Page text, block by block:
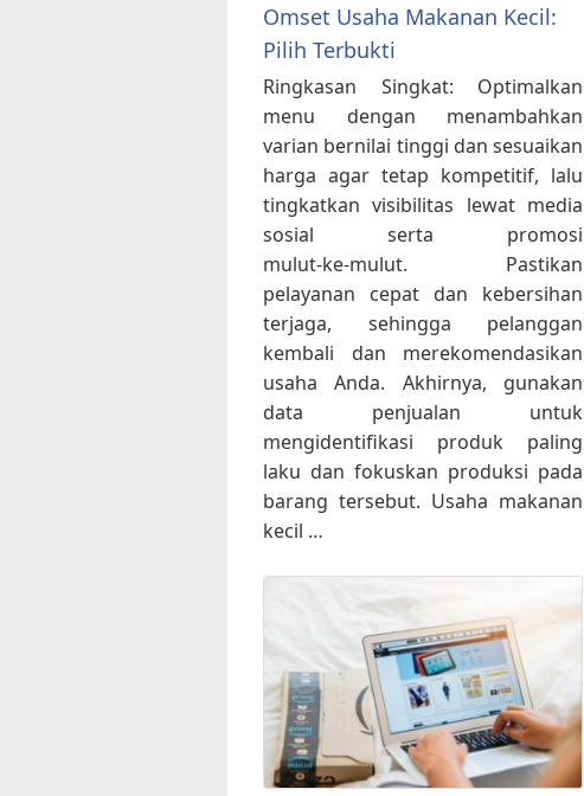
Omset Usaha Makanan Kecil:
Pilih Terbukti
Ringkasan Singkat: Optimalkan
menu dengan menambahkan
varian bernilai tinggi dan sesuaikan
harga agar tetap kompetitif, lalu
tingkatkan visibilitas lewat media
sosial serta promosi
mulut‑ke‑mulut. Pastikan
pelayanan cepat dan kebersihan
terjaga, sehingga pelanggan
kembali dan merekomendasikan
usaha Anda. Akhirnya, gunakan
data penjualan untuk
mengidentifikasi produk paling
laku dan fokuskan produksi pada
barang tersebut. Usaha makanan
kecil …